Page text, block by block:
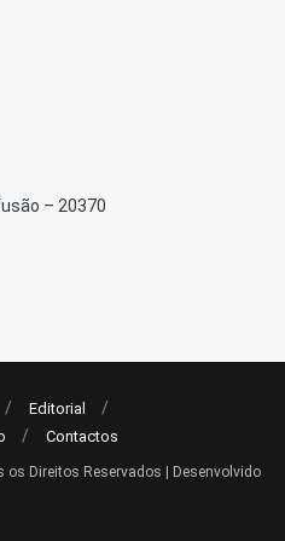
– 20370
Editorial
Contactos
os Direitos Reservados | Desenvolvido